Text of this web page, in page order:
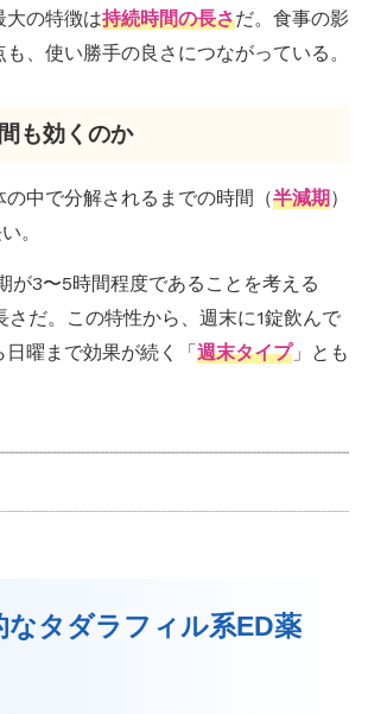
大の特徴は持続時間の長さだ。食事の影
、使い勝手の良さにつながっている。
も効くのか
の中で分解されるまでの時間（半減期）
。
が3〜5時間程度であることを考える
さだ。この特性から、週末に1錠飲んで
曜まで効果が続く「 週末タイプ」とも
なタダラフィル系ED薬